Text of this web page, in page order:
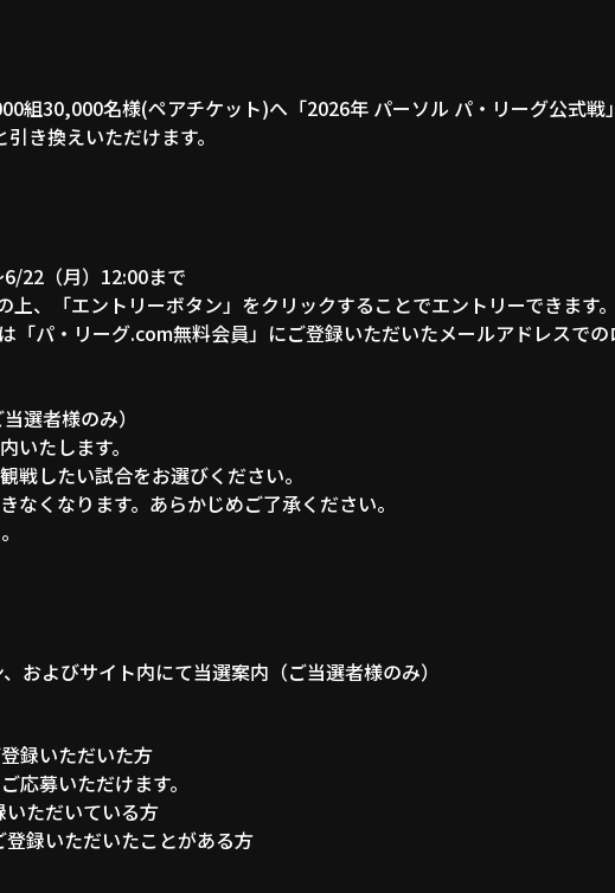
組30,000名様(ペアチケット)へ「2026年 パーソル パ・リーグ公式戦
き換えいただけます。
22（月）12:00まで
、「エントリーボタン」をクリックすることでエントリーできます。
パ・リーグ.com無料会員」にご登録いただいたメールアドレスでの
選者様のみ）
いたします。
したい試合をお選びください。
くなります。あらかじめご了承ください。
およびサイト内にて当選案内（ご当選者様のみ）
録いただいた方
募いただけます。
いただいている方
録いただいたことがある方